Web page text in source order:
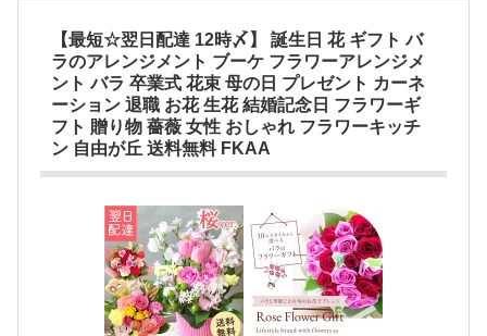
【最短☆翌日配達 12時〆】 誕生日 花 ギフト バ
ラのアレンジメント ブーケ フラワーアレンジメ
ント バラ 卒業式 花束 母の日 プレゼント カーネ
ーション 退職 お花 生花 結婚記念日 フラワーギ
フト 贈り物 薔薇 女性 おしゃれ フラワーキッチ
ン 自由が丘 送料無料 FKAA